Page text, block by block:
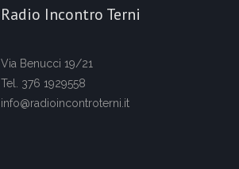
Radio Incontro Terni
Via Benucci 19/21
Tel. 376 1929558
info@radioincontroterni.it